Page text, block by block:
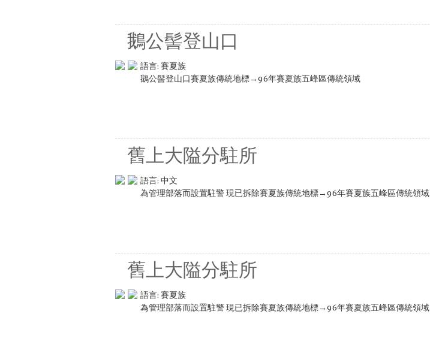
鵝公髻登山口
語言: 賽夏族
鵝公髻登山口賽夏族傳統地標→96年賽夏族五峰區傳統領域
舊上大隘分駐所
語言: 中文
為管理部落而設置駐警 現已拆除賽夏族傳統地標→96年賽夏族五峰區傳統領域
舊上大隘分駐所
語言: 賽夏族
為管理部落而設置駐警 現已拆除賽夏族傳統地標→96年賽夏族五峰區傳統領域